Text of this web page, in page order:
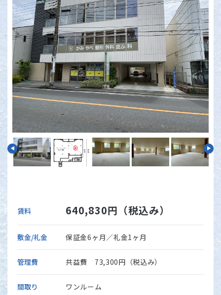
賃料 640,830円（税込み）
敷金/礼金 保証金6ヶ月／礼金1ヶ月
管理費 共益費 73,300円（税込み）
間取り ワンルーム